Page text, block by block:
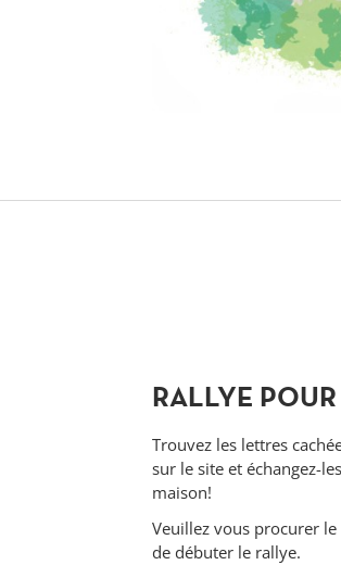
RALLYE
Trouvez les lettres
sur le site et échangez-
maison!
Veuillez vous procurer
de débuter le rallye.